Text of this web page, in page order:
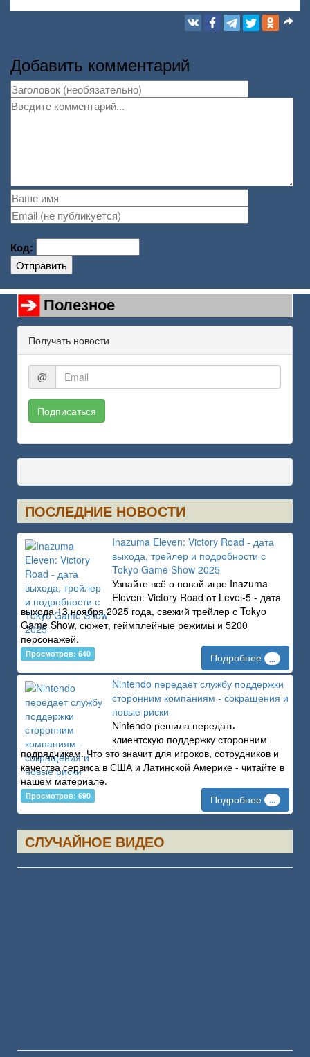
Добавить комментарий
Код:
Отправить
Полезное
Получать новости
@
Подписаться
ПОСЛЕДНИЕ НОВОСТИ
Inazuma Eleven: Victory Road - дата
выхода, трейлер и подробности с
Tokyo Game Show 2025
Узнайте всё о новой игре Inazuma
Eleven: Victory Road от Level-5 - дата
выхода 13 ноября 2025 года, свежий трейлер с Tokyo
Game Show, сюжет, геймплейные режимы и 5200
персонажей.
Просмотров: 640 Подробнее ...
Nintendo передаёт службу поддержки
сторонним компаниям - сокращения и
новые риски
Nintendo решила передать
клиентскую поддержку сторонним
подрядчикам. Что это значит для игроков, сотрудников и
качества сервиса в США и Латинской Америке - читайте в
нашем материале.
Просмотров: 690 Подробнее ...
СЛУЧАЙНОЕ ВИДЕО